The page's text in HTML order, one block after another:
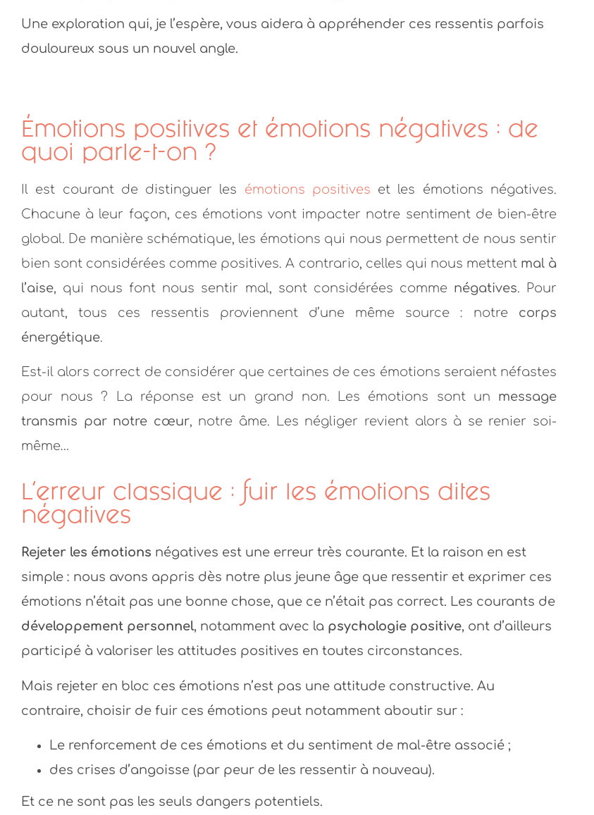
Une exploration qui, je l’espère, vous aidera à appréhender ces ressentis parfois
douloureux sous un nouvel angle.
Émotions positives et émotions négatives : de
quoi parle-t-on ?
Il est courant de distinguer les émotions positives et les émotions négatives.
Chacune à leur façon, ces émotions vont impacter notre sentiment de bien-être
global. De manière schématique, les émotions qui nous permettent de nous sentir
bien sont considérées comme positives. A contrario, celles qui nous mettent mal à
l’aise, qui nous font nous sentir mal, sont considérées comme négatives.
Pour
autant, tous ces ressentis proviennent d’une même source : notre corps
énergétique.
Est-il alors correct de considérer que certaines de ces émotions seraient néfastes
pour nous ? La réponse est un grand non. Les émotions sont un message
transmis par notre cœur, notre âme. Les négliger revient alors à se renier soi-
même…
L’erreur classique : fuir les émotions dites
négatives
Rejeter les émotions négatives est une erreur très courante. Et la raison en est
simple : nous avons appris dès notre plus jeune âge que ressentir et exprimer ces
émotions n’était pas une bonne chose, que ce n’était pas correct. Les courants de
développement personnel, notamment avec la psychologie positive, ont d’ailleurs
participé à valoriser les attitudes positives en toutes circonstances.
Mais rejeter en bloc ces émotions n’est pas une attitude constructive. Au
contraire, choisir de fuir ces émotions peut notamment aboutir sur :
Le renforcement de ces émotions et du sentiment de mal-être associé ;
des crises d’angoisse (par peur de les ressentir à nouveau).
Et ce ne sont pas les seuls dangers potentiels.
et bienveillant.
cas merci pour ta bienveillance et
tes conseils, j’ai hâte de lire le
prochain article.